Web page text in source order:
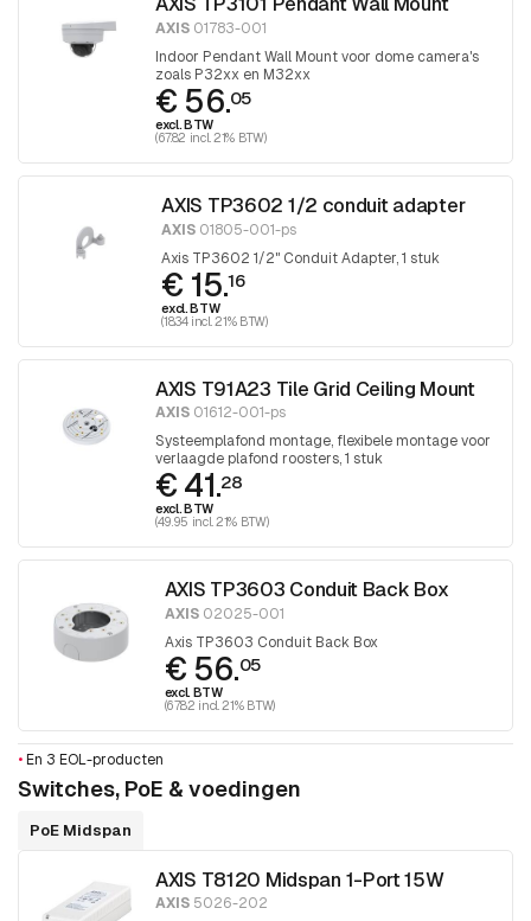
AXIS 01783-001
Indoor Pendant Wall Mount voor dome camera's
zoals P32xx en M32xx
€ 56.05
excl. BTW
(67.82 incl. 21% BTW)
AXIS TP3602 1/2 conduit adapter
AXIS 01805-001-ps
Axis TP3602 1/2" Conduit Adapter, 1 stuk
€ 15.16
excl. BTW
(18.34 incl. 21% BTW)
AXIS T91A23 Tile Grid Ceiling Mount
AXIS 01612-001-ps
Systeemplafond montage, flexibele montage voor
verlaagde plafond roosters, 1 stuk
€ 41.28
excl. BTW
(49.95 incl. 21% BTW)
AXIS TP3603 Conduit Back Box
AXIS02025-001
Axis TP3603 Conduit Back Box
€ 56.05
excl. BTW
(67.82 incl. 21% BTW)
• En 3 EOL-producten
Switches, PoE & voedingen
PoE Midspan
AXIS T8120 Midspan 1-Port 15W
AXIS 5026-202